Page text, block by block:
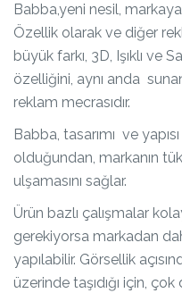
Babba,yeni nesil,
Özellik olarak ve diğer
büyük farkı, 3D, Işıklı ve
özelliğini, aynı anda
reklam mecrasıdır.
Babba, tasarımı ve
olduğundan, markanın
ulşamasını sağlar.
Ürün bazlı çalışmalar
gerekiyorsa markadan
yapılabilir. Görsellik
üzerinde taşıdığı için,